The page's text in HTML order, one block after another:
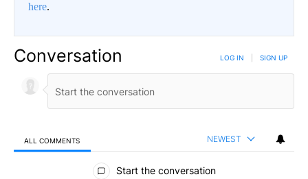
here.
Conversation LOG IN SIGN UP
ALL COMMENTS NEWEST
All Comments
Start the conversation